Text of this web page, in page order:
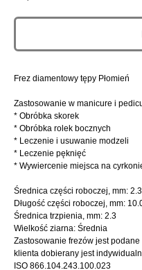
Frez diamentowy tępy Płomień
Zastosowanie w manicure i
* Obróbka skorek
* Obróbka rolek bocznych
* Leczenie i usuwanie modzeli
* Leczenie pęknięć
* Wywiercenie miejsca na
Średnica części roboczej, mm: 2.3
Długość części roboczej, mm:
Średnica trzpienia, mm: 2.3
Wielkość ziarna: Średnia
Zastosowanie frezów jest
klienta dobierany jest
ISO 866.104.243.100.023